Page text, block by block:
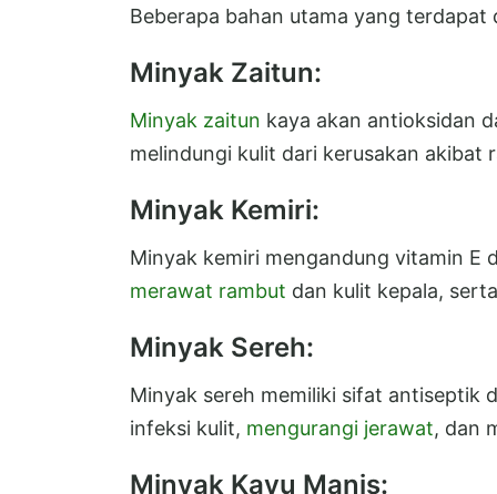
Beberapa bahan utama yang terdapat
Minyak Zaitun:
Minyak zaitun kaya akan antioksidan
melindungi kulit dari kerusakan akibat
Minyak Kemiri:
Minyak kemiri mengandung vitamin E
merawat rambut dan kulit kepala,
Minyak Sereh:
Minyak sereh memiliki sifat antiseptik
infeksi kulit, mengurangi jerawat, dan
Minyak Kayu Manis: